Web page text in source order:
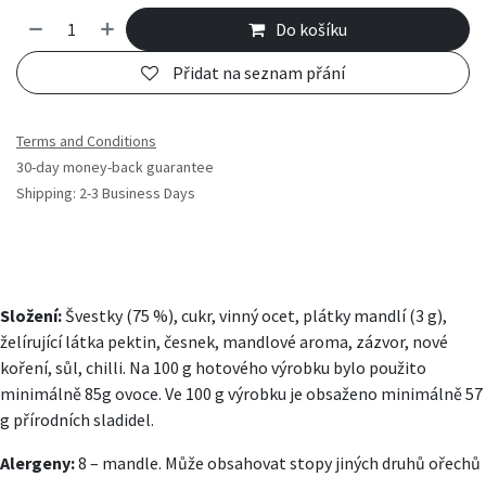
Do košíku
Přidat na seznam přání
Terms and Conditions
30-day money-back guarantee
Shipping: 2-3 Business Days
Složení:Švestky (75 %), cukr, vinný ocet, plátky mandlí (3 g),
želírující látka pektin, česnek, mandlové aroma, zázvor, nové
koření, sůl, chilli. Na 100 g hotového výrobku bylo použito
minimálně 85g ovoce. Ve 100 g výrobku je obsaženo minimálně 57
g přírodních sladidel.
Alergeny:8 – mandle. Může obsahovat stopy jiných druhů ořechů